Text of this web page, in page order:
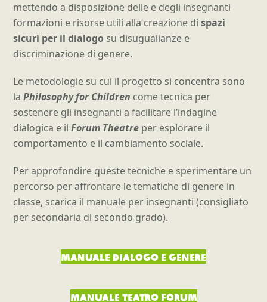
mettendo a disposizione delle e degli insegnanti
formazioni e risorse utili alla creazione dispazi
sicuri per il dialogo su disugualianze e
discriminazione di genere.
Le metodologie su cui il progetto si concentra sono
laPhilosophy for Children come tecnica per
sostenere gli insegnanti a facilitare l’indagine
dialogica e ilForum Theatre per esplorare il
comportamento e il cambiamento sociale.
Per approfondire queste tecniche e sperimentare un
percorso per affrontare le tematiche di genere in
classe, scarica il manuale per insegnanti (consigliato
per secondaria di secondo grado).
Manuale Dialogo e Genere
Manuale Teatro Forum